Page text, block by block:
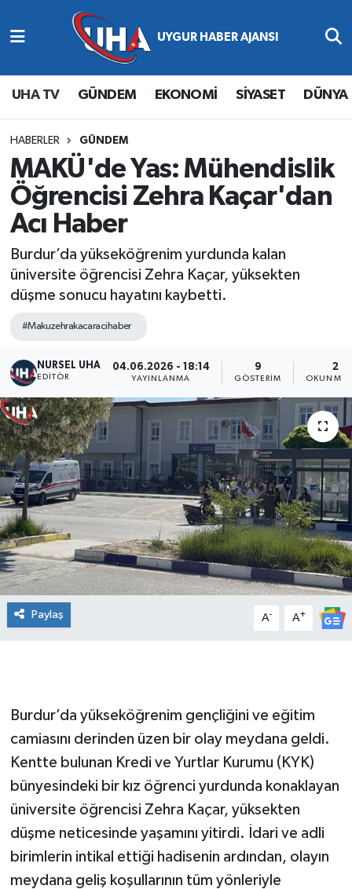
UHA TV GÜNDEM EKONOMİ SİYASET DÜNYA
HABERLER GÜNDEM
MAKÜ'de Yas: Mühendislik
Öğrencisi Zehra Kaçar'dan
Acı Haber
Burdur’da yükseköğrenim yurdunda kalan
üniversite öğrencisi Zehra Kaçar, yüksekten
düşme sonucu hayatını kaybetti.
#Makuzehrakacaracihaber
NURSEL UHA
EDITÖR
04.06.2026 - 18:14
YAYINLANMA
9
GÖSTERIM
2
OKUNMA
Paylaş A- A+
Burdur’da yükseköğrenim gençliğini ve eğitim
camiasını derinden üzen bir olay meydana geldi.
Kentte bulunan Kredi ve Yurtlar Kurumu (KYK)
bünyesindeki bir kız öğrenci yurdunda konaklayan
üniversite öğrencisi Zehra Kaçar, yüksekten
düşme neticesinde yaşamını yitirdi. İdari ve adli
birimlerin intikal ettiği hadisenin ardından, olayın
meydana geliş koşullarının tüm yönleriyle
Abone Ol
Gündem
Ekonomi
Magazin
Siyaset
Spor
Yaşam
Nöbetçi Eczaneler
Hava Durumu
Namaz Vakitleri
Trafik Durumu
Süper Lig Puan Durumu ve Fikstür
Tüm Manşetler
Son Dakika Haberleri